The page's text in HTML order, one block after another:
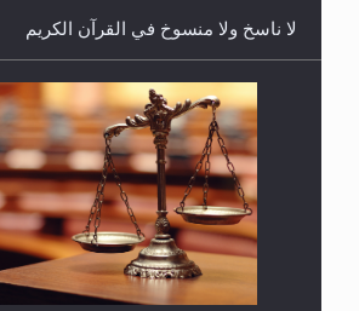
هل يجوز فتح مشروع كوافير نسائي
المحجبات؟
لا ناسخ ولا منسوخ في القرآن الكريم